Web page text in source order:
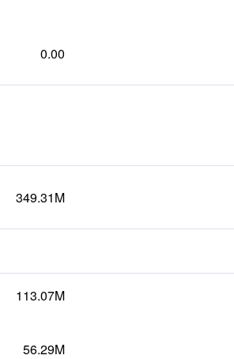
0.00
349.31M
113.07M
56.29M